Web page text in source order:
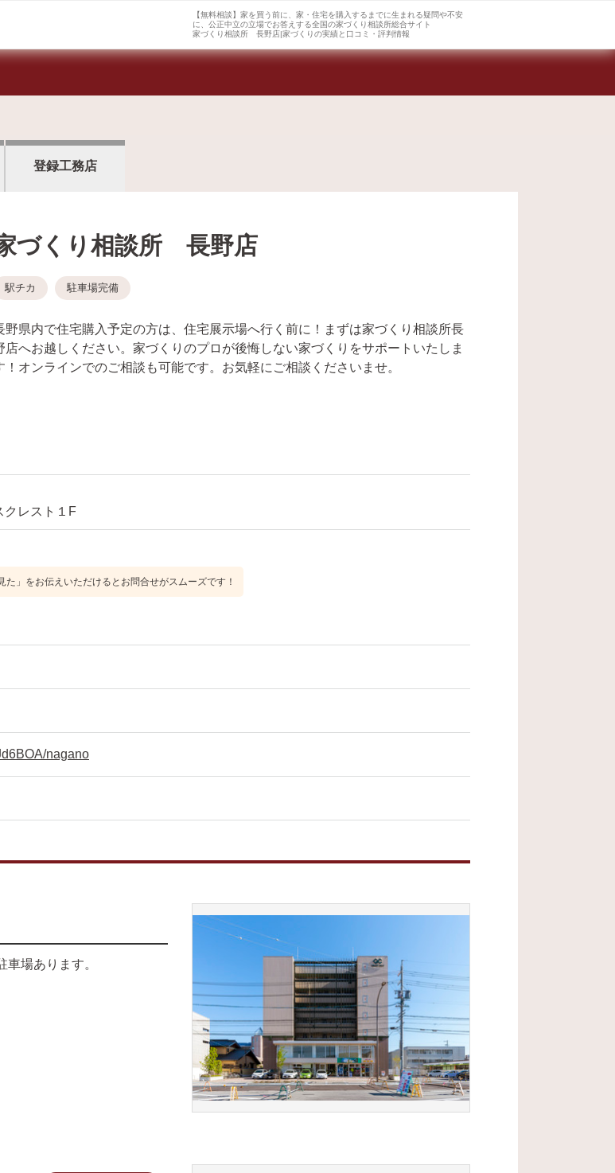
【無料相談】家を買う前に、家・住宅を購入するまでに生まれる疑問や不安
に、公正中立の立場でお答えする全国の家づくり相談所総合サイト
家づくり相談所 長野店|家づくりの実績と口コミ・評判情報
登録工務店
づくり相談所 長野店
駅チカ 駐車場完備
野県内で住宅購入予定の方は、住宅展示場へ行く前に！まずは家づくり相談所長
店へお越しください。家づくりのプロが後悔しない家づくりをサポートいたしま
！オンラインでのご相談も可能です。お気軽にご相談くださいませ。
クレスト１F
」をお伝えいただけるとお問合せがスムーズです！
nagano
車場あります。